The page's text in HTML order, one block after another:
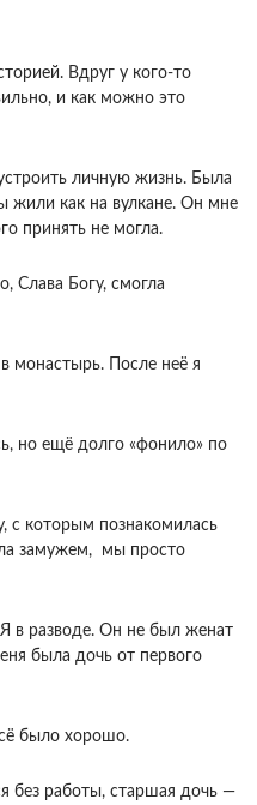
Вдруг у кого-то
и как можно это
личную жизнь. Была
жили как на вулкане. Он мне
принять не могла.
Слава Богу, смогла
монастырь. После неё я
но ещё долго «фонило» по
с которым познакомилась
замужем, мы просто
Я в разводе. Он не был женат
была дочь от первого
было хорошо.
без работы, старшая дочь —